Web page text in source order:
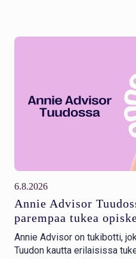
Annie Advisor
parempaa tukea
6.8.2026
Annie Advisor on tukibotti,
Tuudon kautta erilaisissa